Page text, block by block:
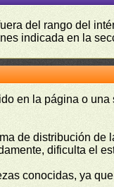
del rango del
indicada en la
en la página o
de distribución
dificulta el
conocidas, ya